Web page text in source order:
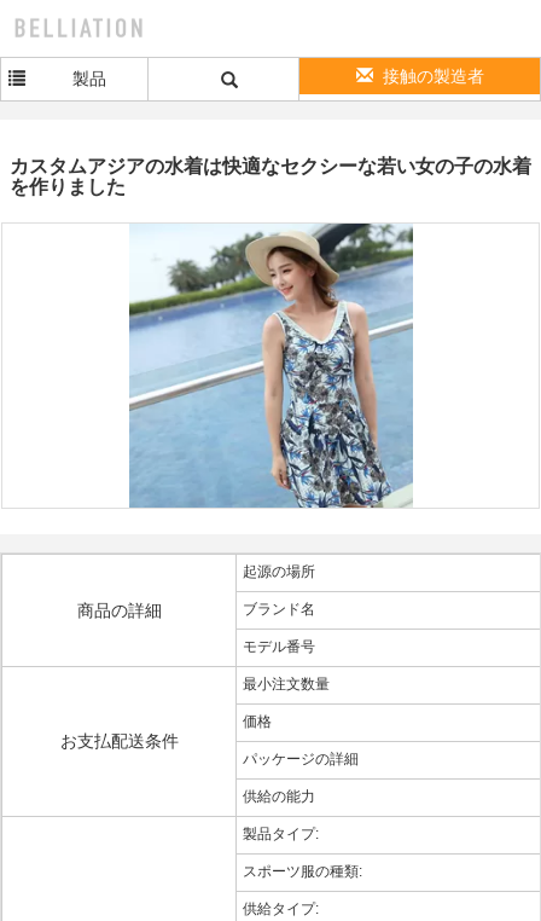
製品 接触の製造者
カスタムアジアの水着は快適なセクシーな若い女の子の水着
を作りました
商品の詳細
起源の場所
ブランド名
モデル番号
お支払配送条件
最小注文数量
価格
パッケージの詳細
供給の能力
製品タイプ:
スポーツ服の種類:
供給タイプ: